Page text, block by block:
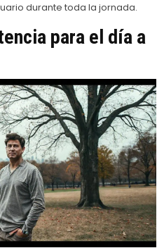
durante toda la jornada.
para el día a